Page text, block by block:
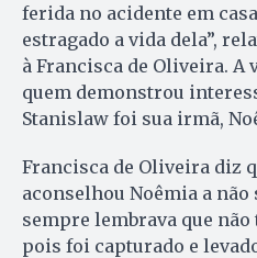
ferida no acidente em
estragado a vida dela”,
à Francisca de Oliveira. A
quem demonstrou
Stanislaw foi sua irmã,
Francisca de Oliveira diz
aconselhou Noêmia a não
sempre lembrava que
pois foi capturado e